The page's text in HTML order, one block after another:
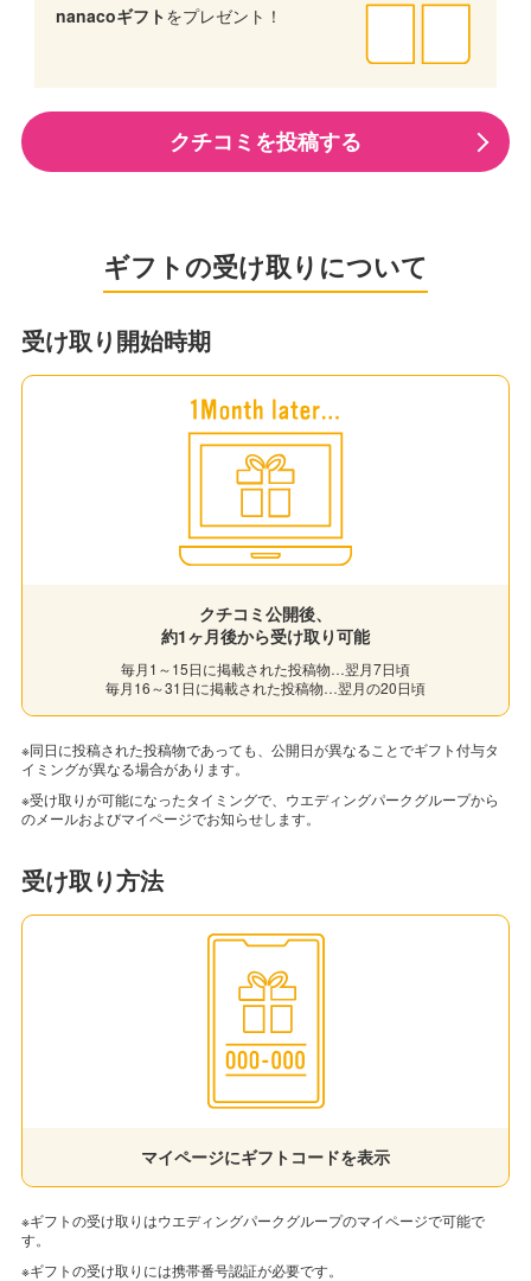
nanacoギフトをプレゼント！
クチコミを投稿する
ギフトの受け取りについて
受け取り開始時期
クチコミ公開後、
約1ヶ月後から受け取り可能
毎月1～15日に掲載された投稿物…翌月7日頃
毎月16～31日に掲載された投稿物…翌月の20日頃
※同日に投稿された投稿物であっても、公開日が異なることでギフト付与タ
イミングが異なる場合があります。
※受け取りが可能になったタイミングで、ウエディングパークグループから
のメールおよびマイページでお知らせします。
受け取り方法
マイページにギフトコードを表示
※ギフトの受け取りはウエディングパークグループのマイページで可能で
す。
※ギフトの受け取りには携帯番号認証が必要です。